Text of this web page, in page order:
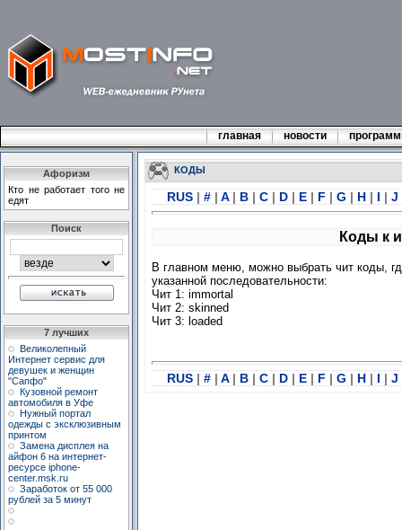
главная новости
Афоризм
Кто не работает того не
едят
Поиск
7 лучших
Великолепный
Интернет сервис для
девушек и женщин
"Сапфо"
Кузовной ремонт
автомобиля в Уфе
Нужный портал
одежды с эксклюзивным
принтом
Замена дисплея на
айфон 6 на интернет-
ресурсе iphone-
center.msk.ru
Заработок от 55 000
рублей за 5 минут
КОДЫ
RUS | # | A | B | C | D | E | F | G | H | I | J
Коды к
В главном меню, можно выбрать чит коды,
указанной последовательности:
Чит 1: immortal
Чит 2: skinned
Чит 3: loaded
RUS | # | A | B | C | D | E | F | G | H | I | J